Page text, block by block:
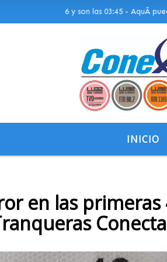
de 2026 y son las 03:45 - AquÃ­
INICIO
en las primeras